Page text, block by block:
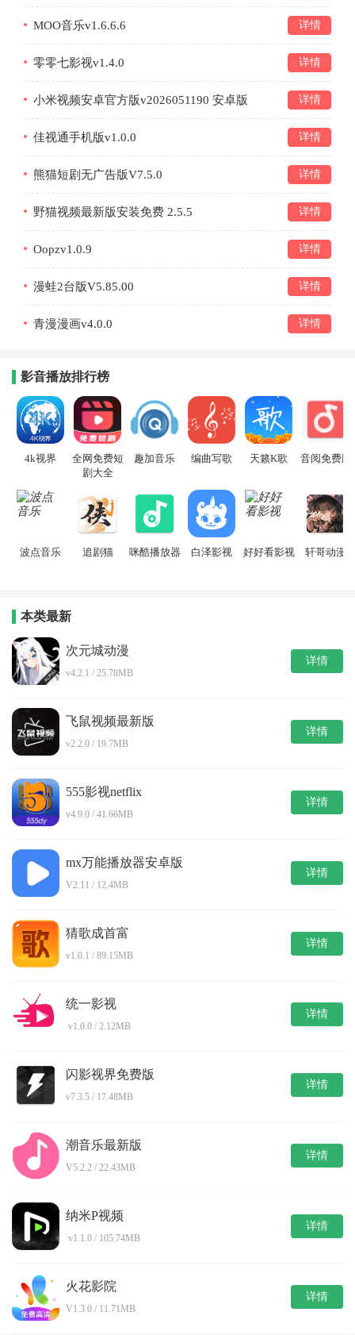
MOO音乐v1.6.6.6 详情
零零七影视v1.4.0 详情
小米视频安卓官方版v2026051190 安卓版 详情
佳视通手机版v1.0.0 详情
熊猫短剧无广告版V7.5.0 详情
野猫视频最新版安装免费 2.5.5 详情
Oopzv1.0.9 详情
漫蛙2台版V5.85.00 详情
青漫漫画v4.0.0 详情
影音播放排行榜
4k视界
全网免费短
剧大全
趣加音乐 编曲写歌 天籁K歌 音阅免费版
波点音乐 追剧猫 咪酷播放器 白泽影视 好好看影视 轩哥动漫
本类最新
次元城动漫
v4.2.1 / 25.78MB
详情
飞鼠视频最新版
v2.2.0 / 19.7MB
详情
555影视netflix
v4.9.0 / 41.66MB
详情
mx万能播放器安卓版
V2.11 / 12.4MB
详情
猜歌成首富
v1.0.1 / 89.15MB
详情
统一影视
v1.0.0 / 2.12MB
详情
闪影视界免费版
v7.3.5 / 17.48MB
详情
潮音乐最新版
V5.2.2 / 22.43MB
详情
纳米P视频
v1.1.0 / 105.74MB
详情
火花影院
V1.3.0 / 11.71MB
详情